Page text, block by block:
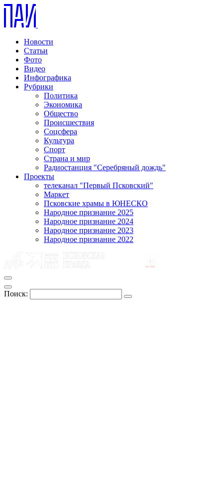
Новости
Статьи
Фото
Видео
Инфографика
Рубрики
Политика
Экономика
Общество
Происшествия
Соцсфера
Культура
Спорт
Страна и мир
Радиостанция "Серебряный дождь"
Проекты
телеканал "Первый Псковский"
Маркет
Псковские храмы в ЮНЕСКО
Народное признание 2025
Народное признание 2024
Народное признание 2023
Народное признание 2022
Поиск: